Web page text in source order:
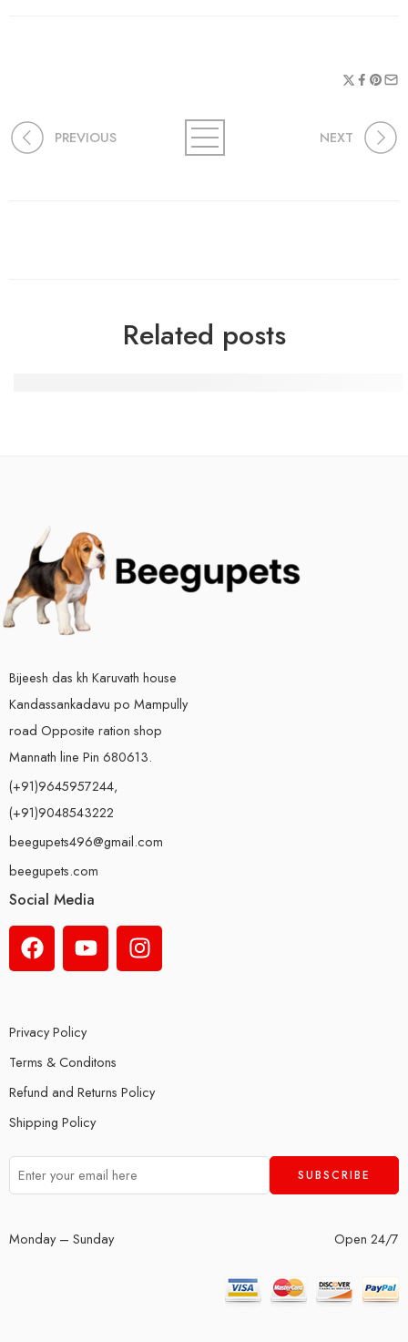
PREVIOUS NEXT
Related posts
Bijeesh das kh Karuvath house
Kandassankadavu po Mampully
road Opposite ration shop
Mannath line Pin 680613.
(+91)9645957244,
(+91)9048543222
beegupets496@gmail.com
beegupets.com
Social Media
Privacy Policy
Terms & Conditons
Refund and Returns Policy
Shipping Policy
Monday – Sunday Open 24/7